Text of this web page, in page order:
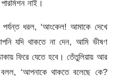
নাই।
পর্যন্ত ধরল, ‘আংকেল! আমাকে দেখে
যদি থাকতে না দেন, আমি ভীষণ
ফিরে যেতে হবে। তেঁতুলিয়ায় আর
‘আপনাকে থাকতে বলেছে কে?